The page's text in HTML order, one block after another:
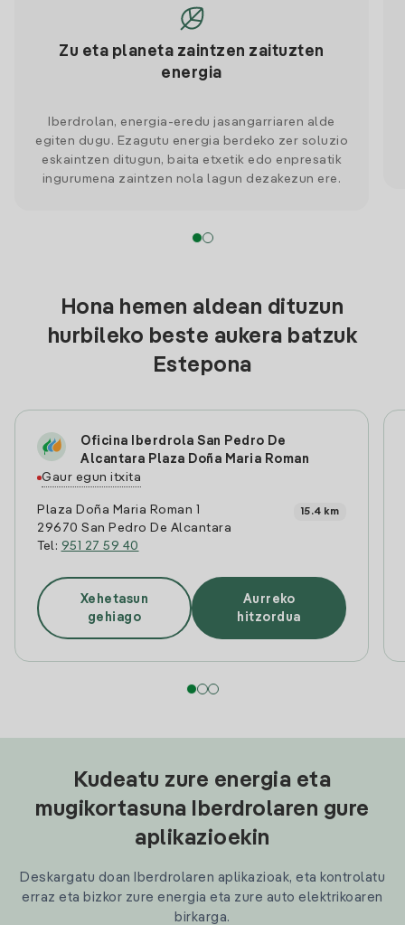
Zu eta planeta zaintzen zaituzten
energia
Iberdrolan, energia-eredu jasangarriaren alde
egiten dugu. Ezagutu energia berdeko zer soluzio
eskaintzen ditugun, baita etxetik edo enpresatik
ingurumena zaintzen nola lagun dezakezun ere.
Hona hemen aldean dituzun
hurbileko beste aukera batzuk
Estepona
Oficina Iberdrola San Pedro De
Alcantara Plaza Doña Maria Roman
Gaur egun itxita
Plaza Doña Maria Roman 1
29670 San Pedro De Alcantara
Tel: 951 27 59 40
15.4 km
Xehetasun
gehiago
Aurreko
hitzordua
Kudeatu zure energia eta
mugikortasuna Iberdrolaren gure
aplikazioekin
Deskargatu doan Iberdrolaren aplikazioak, eta kontrolatu
erraz eta bizkor zure energia eta zure auto elektrikoaren
birkarga.